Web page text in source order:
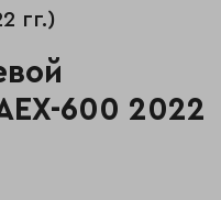
гг.)
600 2022